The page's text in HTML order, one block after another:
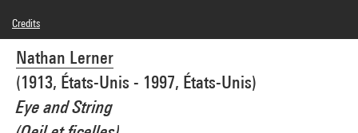
Nathan Lerner
(1913, États-Unis - 1997, États-Unis)
Eye and String
Credits
© Kiyoko Lerner / Adagp, Paris
Photo credits : Centre Pompidou, MNAM-CCI/Philippe Migeat/Dist. GrandPalaisRmn
Image reference : 4R00071 [2000 CX 0207]